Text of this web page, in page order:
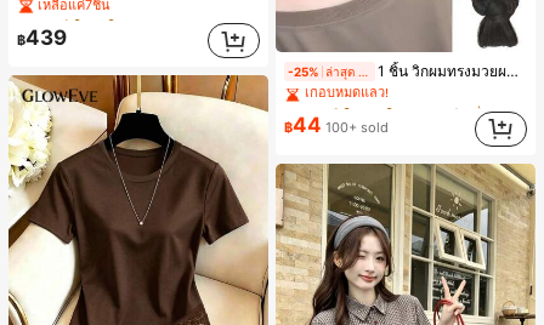
#1 ขายดี
เหลือแค่7ชิ้น
#1 ขายดี
เหลือแค่7ชิ้น
ใน ผ้าใบ กระเป๋าสะพายผู้หญิง
เหลือแค่7ชิ้น
฿439
-25% 1 ชิ้น วิกผมทรงมวยผมยุ่งเหยิงพร้อมคลิปหนีบผม, คลิปหนีบผมสังเคราะห์ที่ได้รับการอัปเกรดแฟชั่น, วิกผมเส้นใยทนความร้อนสูงที่ออกแบบมาสำหรับผู้หญิง, ใช้งานง่ายโดยไม่ต้องใช้เครื่องมือ, เหมาะสำหรับสไตล์สบายๆ, อุปกรณ์เสริมผมที่สมบูรณ์แบบสำหรับผู้หญิง คลิปหนีบผม คลิปหนีบผมสบายๆ แฟชั่นผม คลิปหนีบผมหรูหรา ฤดูร้อน ชายหาด วันหยุด
#3 ขายดี
เกือบหมดแล้ว!
#3 ขายดี
เกือบหมดแล้ว!
#3 ขายดี
เกือบหมดแล้ว!
ใน เส้นใยสังเคราะห์ เครื่องประดับผมผู้หญิง
เกือบหมดแล้ว!
฿44 100+ sold